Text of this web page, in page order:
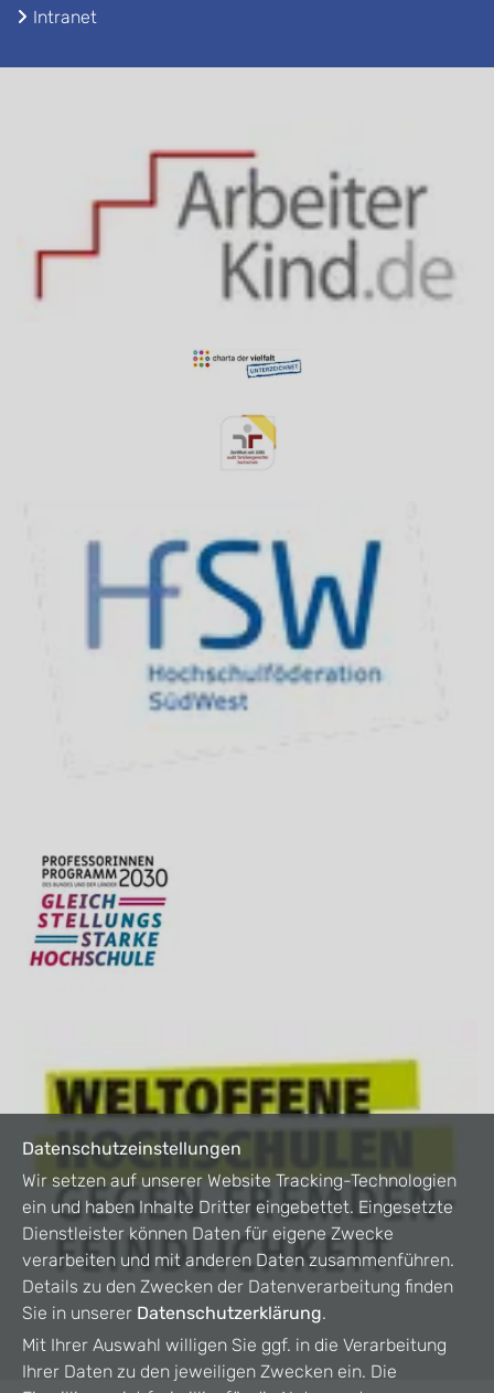
Intranet
Datenschutzeinstellungen
Wir setzen auf unserer Website Tracking-Technologien
ein und haben Inhalte Dritter eingebettet. Eingesetzte
Dienstleister können Daten für eigene Zwecke
verarbeiten und mit anderen Daten zusammenführen.
Details zu den Zwecken der Datenverarbeitung finden
Sie in unserer Datenschutzerklärung.
Mit Ihrer Auswahl willigen Sie ggf. in die Verarbeitung
Ihrer Daten zu den jeweiligen Zwecken ein. Die